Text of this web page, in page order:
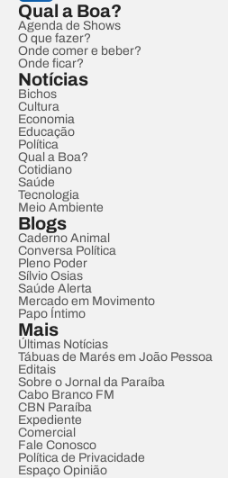
Qual a Boa?
Agenda de Shows
O que fazer?
Onde comer e beber?
Onde ficar?
Notícias
Bichos
Cultura
Economia
Educação
Política
Qual a Boa?
Cotidiano
Saúde
Tecnologia
Meio Ambiente
Blogs
Caderno Animal
Conversa Política
Pleno Poder
Sílvio Osias
Saúde Alerta
Mercado em Movimento
Papo Íntimo
Mais
Últimas Notícias
Tábuas de Marés em João Pessoa
Editais
Sobre o Jornal da Paraíba
Cabo Branco FM
CBN Paraíba
Expediente
Comercial
Fale Conosco
Política de Privacidade
Espaço Opinião